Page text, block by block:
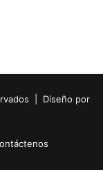
| Diseño por